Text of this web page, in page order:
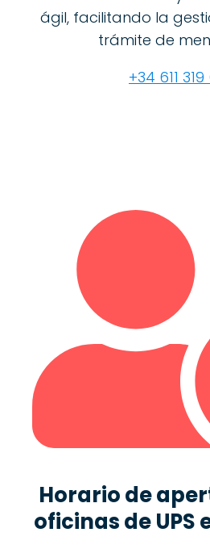
ágil, facilitando la
trámite de
+34 611 319
Horario de
oficinas deUPS